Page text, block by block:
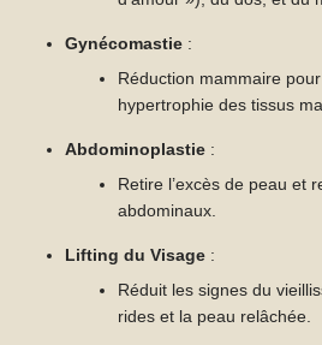
Gynécomastie :
Réduction mammaire
hypertrophie des tissus
Abdominoplastie :
Retire l’excès de peau et
abdominaux.
Lifting du Visage :
Réduit les signes du
rides et la peau relâchée.